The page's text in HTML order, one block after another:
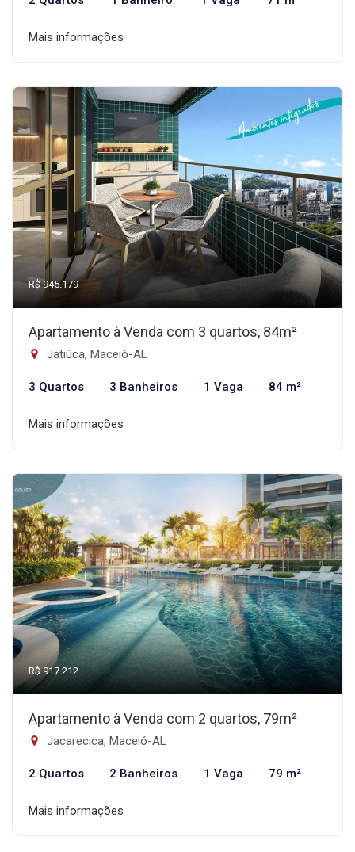
Mais informações
R$ 945.179
Apartamento à Venda com 3 quartos, 84m²
Jatiúca, Maceió-AL
3 Quartos 3 Banheiros 1 Vaga 84 m²
Mais informações
R$ 917.212
Apartamento à Venda com 2 quartos, 79m²
Jacarecica, Maceió-AL
2 Quartos 2 Banheiros 1 Vaga 79 m²
Mais informações